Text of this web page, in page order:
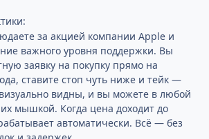
за акцией компании Apple и
важного уровня поддержки. Вы
заявку на покупку прямо на
ставите стоп чуть ниже и тейк —
видны, и вы можете в любой
мышкой. Когда цена доходит до
автоматически. Всё — без